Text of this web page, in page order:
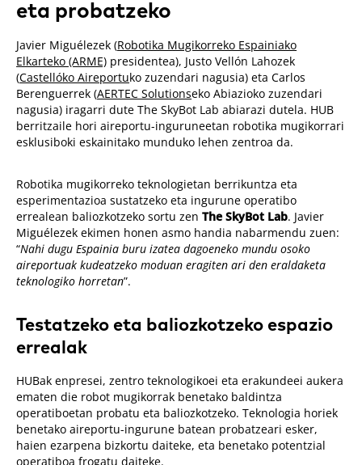
eta probatzeko
Javier Miguélezek (Robotika Mugikorreko Espainiako
Elkarteko (ARME) presidentea), Justo Vellón Lahozek
(Castellóko Aireportuko zuzendari nagusia) eta Carlos
Berenguerrek (AERTEC Solutionseko Abiazioko zuzendari
nagusia) iragarri dute The SkyBot Lab abiarazi dutela. HUB
berritzaile hori aireportu-inguruneetan robotika mugikorrari
esklusiboki eskainitako munduko lehen zentroa da.
Robotika mugikorreko teknologietan berrikuntza eta
esperimentazioa sustatzeko eta ingurune operatibo
errealean baliozkotzeko sortu zenThe SkyBot Lab. Javier
Miguélezek ekimen honen asmo handia nabarmendu zuen:
“Nahi dugu Espainia buru izatea dagoeneko mundu osoko
aireportuak kudeatzeko moduan eragiten ari den eraldaketa
teknologiko horretan”.
Testatzeko eta baliozkotzeko espazio
errealak
HUBak enpresei, zentro teknologikoei eta erakundeei aukera
ematen die robot mugikorrak benetako baldintza
operatiboetan probatu eta baliozkotzeko. Teknologia horiek
benetako aireportu-ingurune batean probatzeari esker,
haien ezarpena bizkortu daiteke, eta benetako potentzial
operatiboa frogatu daiteke.